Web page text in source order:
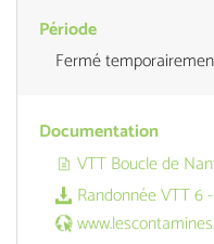
Période
Fermé
Documentation
VTT Boucle de
Randonnée VTT 6